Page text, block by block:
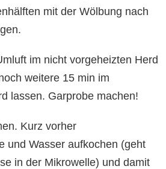
mit der Wölbung nach
im nicht vorgeheizten Herd
weitere 15 min im
lassen. Garprobe machen!
Kurz vorher
und Wasser aufkochen (geht
in der Mikrowelle) und damit